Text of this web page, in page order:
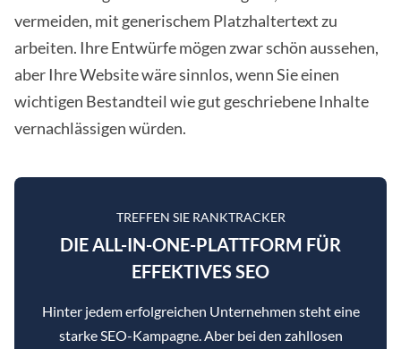
vermeiden, mit generischem Platzhaltertext zu
arbeiten. Ihre Entwürfe mögen zwar schön aussehen,
aber Ihre Website wäre sinnlos, wenn Sie einen
wichtigen Bestandteil wie gut geschriebene Inhalte
vernachlässigen würden.
TREFFEN SIE RANKTRACKER
DIE ALL-IN-ONE-PLATTFORM FÜR
EFFEKTIVES SEO
Hinter jedem erfolgreichen Unternehmen steht eine
starke SEO-Kampagne. Aber bei den zahllosen